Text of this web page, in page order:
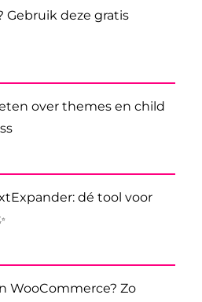
Gebruik deze gratis
over themes en child
dé tool voor
WooCommerce? Zo